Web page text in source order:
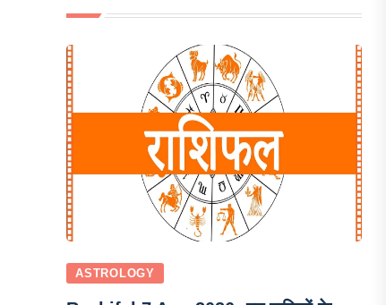
ASTROLOGY